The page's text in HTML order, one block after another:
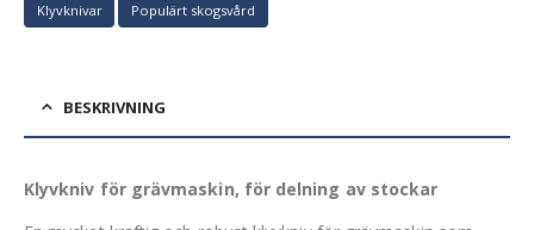
Klyvknivar Populärt skogsvård
BESKRIVNING
Klyvkniv för grävmaskin, för delning av stockar